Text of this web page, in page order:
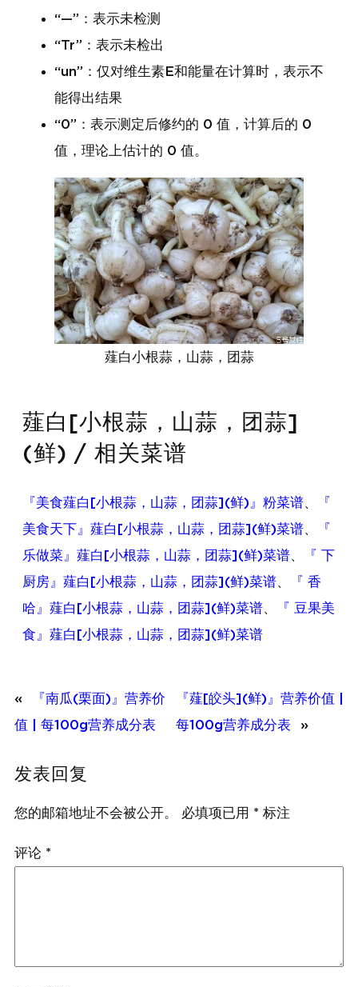
“—”：表示未检测
“Tr”：表示未检出
“un”：仅对维生素E和能量在计算时，表示不
能得出结果
“0”：表示测定后修约的 0 值，计算后的 0
值，理论上估计的 0 值。
薤白小根蒜，山蒜，团蒜
薤白[小根蒜，山蒜，团蒜]
(鲜) / 相关菜谱
『美食薤白[小根蒜，山蒜，团蒜](鲜)』粉菜谱、
『
美食天下』薤白[小根蒜，山蒜，团蒜](鲜)菜谱、
『
乐做菜』薤白[小根蒜，山蒜，团蒜](鲜)菜谱、
『 下
厨房』薤白[小根蒜，山蒜，团蒜](鲜)菜谱、
『 香
哈』薤白[小根蒜，山蒜，团蒜](鲜)菜谱、
『 豆果美
食』薤白[小根蒜，山蒜，团蒜](鲜)菜谱
«
『南瓜(栗面)』营养价
值 | 每100g营养成分表
『薤[皎头](鲜)』营养价值 |
每100g营养成分表
»
发表回复
您的邮箱地址不会被公开。 必填项已用 * 标注
评论 *